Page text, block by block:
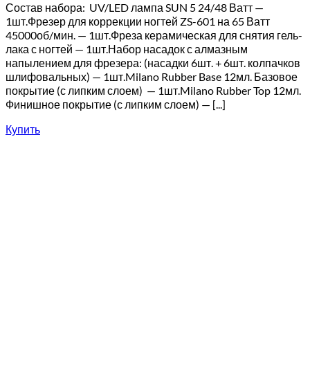
Состав набора: UV/LED лампа SUN 5 24/48 Ватт —
1шт.Фрезер для коррекции ногтей ZS-601 на 65 Ватт
45000об/мин. — 1шт.Фреза керамическая для снятия гель-
лака с ногтей — 1шт.Набор насадок с алмазным
напылением для фрезера: (насадки 6шт. + 6шт. колпачков
шлифовальных) — 1шт.Milano Rubber Base 12мл. Базовое
покрытие (с липким слоем) — 1шт.Milano Rubber Top 12мл.
Финишное покрытие (с липким слоем) — [...]
Купить